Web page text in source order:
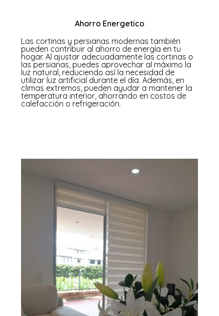
Ahorro Energetico
Las cortinas y persianas modernas también
pueden contribuir al ahorro de energía en tu
hogar. Al ajustar adecuadamente las cortinas o
las persianas, puedes aprovechar al máximo la
luz natural, reduciendo así la necesidad de
utilizar luz artificial durante el día. Además, en
climas extremos, pueden ayudar a mantener la
temperatura interior, ahorrando en costos de
calefacción o refrigeración.